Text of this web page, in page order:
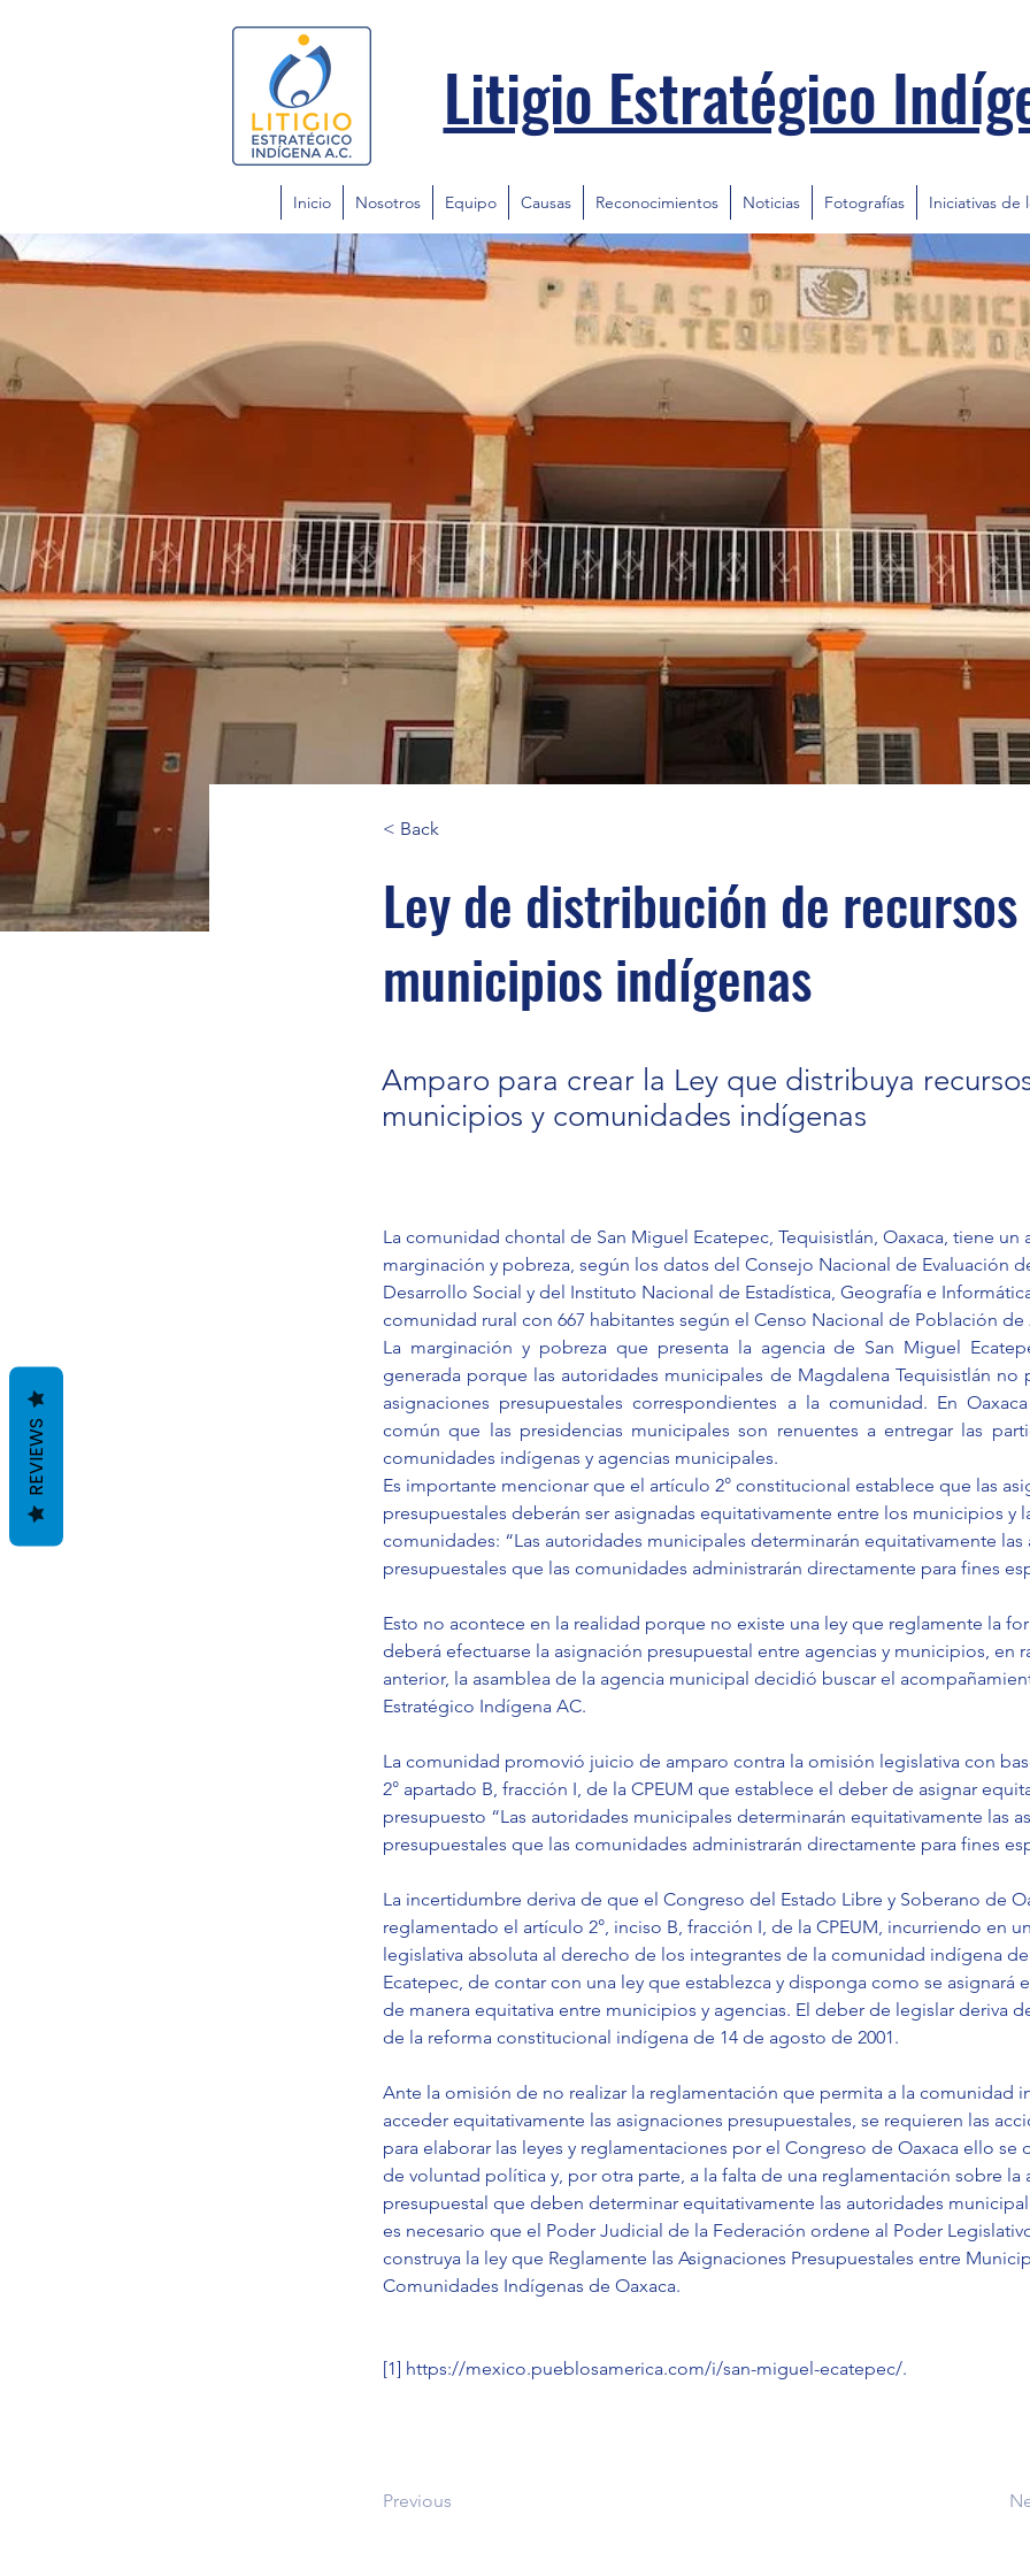
Litigio Estratégico
Inicio Nosotros Equipo Causas Reconocimientos Noticias Fotografías Iniciativas de
< Back
Ley de distribución de
municipios indígenas
Amparo para crear la Ley que distribuya
municipios y comunidades indígenas
La comunidad chontal de San Miguel Ecatepec, Tequisistlán, Oaxaca, tiene
marginación y pobreza, según los datos del Consejo Nacional de Evaluación
Desarrollo Social y del Instituto Nacional de Estadística, Geografía e
comunidad rural con 667 habitantes según el Censo Nacional de Población de
La marginación y pobreza que presenta la agencia de San Miguel
generada porque las autoridades municipales de Magdalena Tequisistlán no
asignaciones presupuestales correspondientes a la comunidad. En
común que las presidencias municipales son renuentes a entregar las
comunidades indígenas y agencias municipales.
Es importante mencionar que el artículo 2° constitucional establece que las
presupuestales deberán ser asignadas equitativamente entre los municipios y
comunidades: “Las autoridades municipales determinarán equitativamente
presupuestales que las comunidades administrarán directamente para fines
Esto no acontece en la realidad porque no existe una ley que reglamente la
deberá efectuarse la asignación presupuestal entre agencias y municipios, en
anterior, la asamblea de la agencia municipal decidió buscar el
Estratégico Indígena AC.
La comunidad promovió juicio de amparo contra la omisión legislativa con
2° apartado B, fracción I, de la CPEUM que establece el deber de asignar
presupuesto “Las autoridades municipales determinarán equitativamente las
presupuestales que las comunidades administrarán directamente para fines
La incertidumbre deriva de que el Congreso del Estado Libre y Soberano de
reglamentado el artículo 2°, inciso B, fracción I, de la CPEUM, incurriendo en
legislativa absoluta al derecho de los integrantes de la comunidad indígena
Ecatepec, de contar con una ley que establezca y disponga como se asignará
de manera equitativa entre municipios y agencias. El deber de legislar deriva
de la reforma constitucional indígena de 14 de agosto de 2001.
Ante la omisión de no realizar la reglamentación que permita a la comunidad
acceder equitativamente las asignaciones presupuestales, se requieren las
para elaborar las leyes y reglamentaciones por el Congreso de Oaxaca ello se
de voluntad política y, por otra parte, a la falta de una reglamentación sobre
presupuestal que deben determinar equitativamente las autoridades
es necesario que el Poder Judicial de la Federación ordene al Poder
construya la ley que Reglamente las Asignaciones Presupuestales entre
Comunidades Indígenas de Oaxaca.
[1] https://mexico.pueblosamerica.com/i/san-miguel-ecatepec/.
Previous
REVIEWS